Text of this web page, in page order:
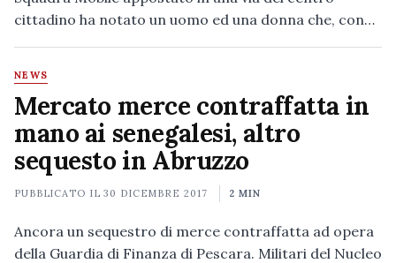
cittadino ha notato un uomo ed una donna che, con…
NEWS
Mercato merce contraffatta in
mano ai senegalesi, altro
sequesto in Abruzzo
PUBBLICATO IL30 DICEMBRE 2017 2 MIN
Ancora un sequestro di merce contraffatta ad opera
della Guardia di Finanza di Pescara. Militari del Nucleo